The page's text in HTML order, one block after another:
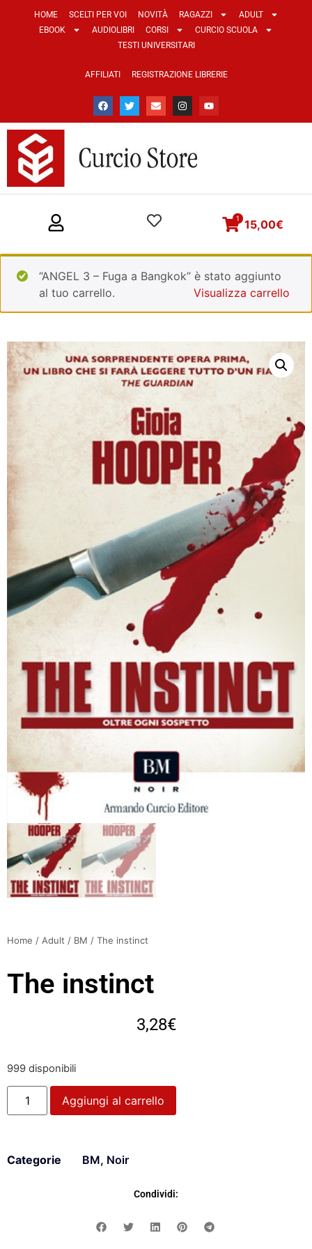
HOME SCELTI PER VOI NOVITÀ RAGAZZI
ADULT
EBOOK
AUDIOLIBRI CORSI
CURCIO SCUOLA
TESTI UNIVERSITARI
AFFILIATI REGISTRAZIONE LIBRERIE
15,00€
1
“ANGEL 3 – Fuga a Bangkok” è stato aggiunto
al tuo carrello.
Visualizza carrello
Home / Adult / BM / The instinct
The instinct
3,28€
999 disponibili
Aggiungi al carrello
Categorie BM, Noir
Condividi: